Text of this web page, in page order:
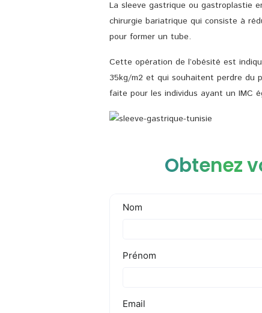
La sleeve gastrique ou gastroplastie
chirurgie bariatrique qui consiste à
pour former un tube.
Cette opération de l’obésité est
35kg/m2 et qui souhaitent perdre du
faite pour les individus ayant un IMC
Obtenez